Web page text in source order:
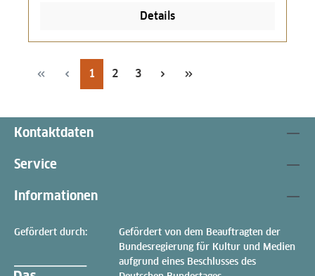
Details
Seite
1 Seite
2 Seite
3
Kontaktdaten
Service
Informationen
Gefördert durch:
Gefördert von dem Beauftragten der
Bundesregierung für Kultur und Medien
aufgrund eines Beschlusses des